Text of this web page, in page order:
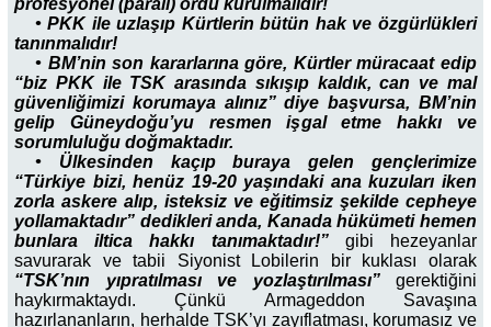
profesyonel (paralı) ordu kurulmalıdır!
•PKK ile uzlaşıp Kürtlerin bütün hak ve özgürlükleri
tanınmalıdır!
• BM’nin son kararlarına göre, Kürtler müracaat edip
“biz PKK ile TSK arasında sıkışıp kaldık, can ve mal
güvenliğimizi korumaya alınız” diye başvursa, BM’nin
gelip Güneydoğu’yu resmen işgal etme hakkı ve
sorumluluğu doğmaktadır.
• Ülkesinden kaçıp buraya gelen gençlerimize
“Türkiye bizi, henüz 19-20 yaşındaki ana kuzuları iken
zorla askere alıp, isteksiz ve eğitimsiz şekilde cepheye
yollamaktadır” dedikleri anda, Kanada hükümeti hemen
bunlara iltica hakkı tanımaktadır!” gibi hezeyanlar
savurarak ve tabii Siyonist Lobilerin bir kuklası olarak
“TSK’nın yıpratılması ve yozlaştırılması”gerektiğini
haykırmaktaydı. Çünkü Armageddon Savaşına
hazırlananların, herhalde TSK’yı zayıflatması, korumasız ve